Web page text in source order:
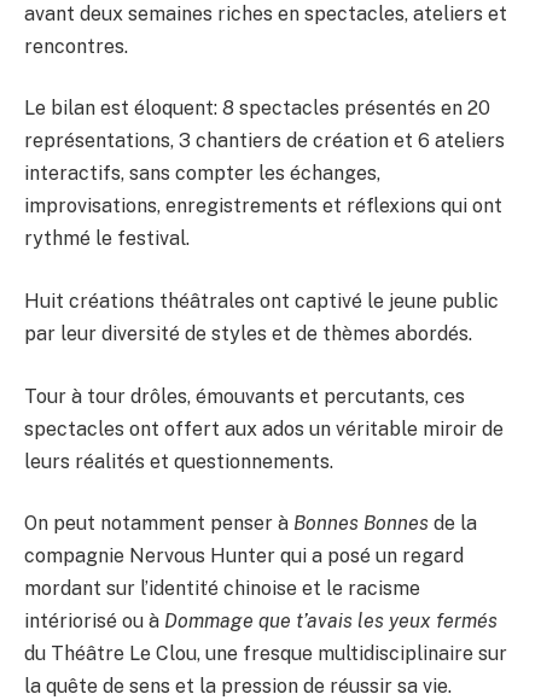
avant deux semaines riches en spectacles, ateliers et
rencontres.
Le bilan est éloquent: 8 spectacles présentés en 20
représentations, 3 chantiers de création et 6 ateliers
interactifs, sans compter les échanges,
improvisations, enregistrements et réflexions qui ont
rythmé le festival.
Huit créations théâtrales ont captivé le jeune public
par leur diversité de styles et de thèmes abordés.
Tour à tour drôles, émouvants et percutants, ces
spectacles ont offert aux ados un véritable miroir de
leurs réalités et questionnements.
On peut notamment penser à Bonnes Bonnes de la
compagnie Nervous Hunter qui a posé un regard
mordant sur l’identité chinoise et le racisme
intériorisé ou à Dommage que t’avais les yeux fermés
du Théâtre Le Clou, une fresque multidisciplinaire sur
la quête de sens et la pression de réussir sa vie.